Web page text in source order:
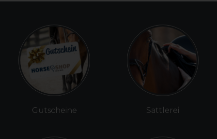
Gutscheine Sattlerei